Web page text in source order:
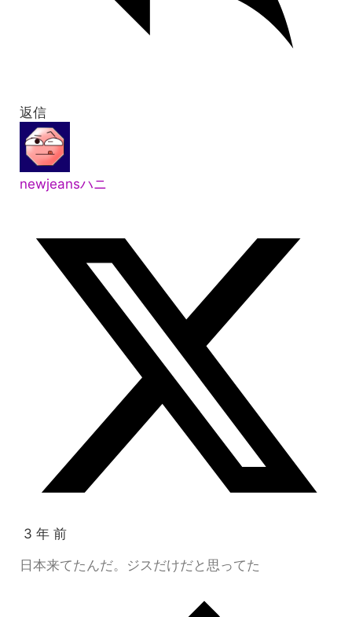
返信
newjeansハニ
3 年 前
日本来てたんだ。ジスだけだと思ってた